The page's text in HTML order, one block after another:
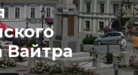
Вайтра